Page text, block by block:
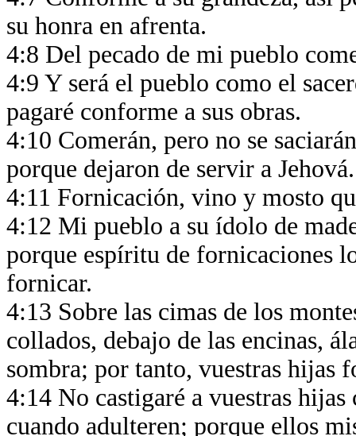
su honra en afrenta.
4:8 Del pecado de mi pueblo
4:9 Y será el pueblo como el
pagaré conforme a sus obras.
4:10 Comerán, pero no se
porque dejaron de servir a
4:11 Fornicación, vino y mosto
4:12 Mi pueblo a su ídolo de
porque espíritu de fornicaciones
fornicar.
4:13 Sobre las cimas de los
collados, debajo de las encinas,
sombra; por tanto, vuestras hijas
4:14 No castigaré a vuestras
cuando adulteren; porque ellos